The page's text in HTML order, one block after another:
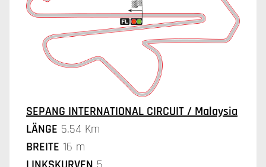
SEPANG INTERNATIONAL CIRCUIT / Malaysia
LÄNGE 5.54 Km
BREITE 16 m